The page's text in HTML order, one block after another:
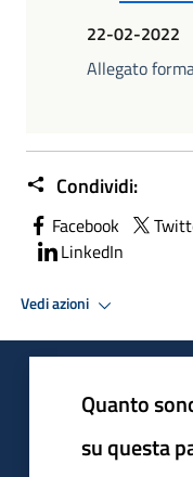
22-02-2022
Allegato
Condividi:
Facebook
LinkedIn
Vedi azioni
Quanto
su questa